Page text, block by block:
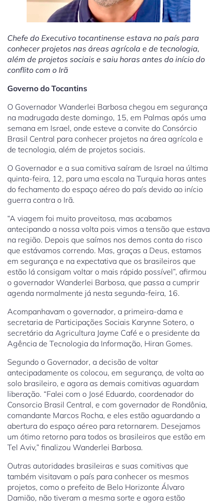
Chefe do Executivo tocantinense estava no país para
conhecer projetos nas áreas agrícola e de tecnologia,
além de projetos sociais e saiu horas antes do início do
conflito com o Irã
Governo do Tocantins
O Governador Wanderlei Barbosa chegou em segurança
na madrugada deste domingo, 15, em Palmas após uma
semana em Israel, onde esteve a convite do Consórcio
Brasil Central para conhecer projetos na área agrícola e
de tecnologia, além de projetos sociais.
O Governador e a sua comitiva saíram de Israel na última
quinta-feira, 12, para uma escala na Turquia horas antes
do fechamento do espaço aéreo do país devido ao início
guerra contra o Irã.
“A viagem foi muito proveitosa, mas acabamos
antecipando a nossa volta pois vimos a tensão que estava
na região. Depois que saímos nos demos conta do risco
que estávamos correndo. Mas, graças a Deus, estamos
em segurança e na expectativa que os brasileiros que
estão lá consigam voltar o mais rápido possível”, afirmou
o governador Wanderlei Barbosa, que passa a cumprir
agenda normalmente já nesta segunda-feira, 16.
Acompanhavam o governador, a primeira-dama e
secretaria de Participações Sociais Karynne Sotero, o
secretário da Agricultura Jayme Café e o presidente da
Agência de Tecnologia da Informação, Hiran Gomes.
Segundo o Governador, a decisão de voltar
antecipadamente os colocou, em segurança, de volta ao
solo brasileiro, e agora as demais comitivas aguardam
liberação. “Falei com o José Eduardo, coordenador do
Consorcio Brasil Central, e com governador de Rondônia,
comandante Marcos Rocha, e eles estão aguardando a
abertura do espaço aéreo para retornarem. Desejamos
um ótimo retorno para todos os brasileiros que estão em
Tel Aviv,” finalizou Wanderlei Barbosa.
Outras autoridades brasileiras e suas comitivas que
também visitavam o país para conhecer os mesmos
projetos, como o prefeito de Belo Horizonte Álvaro
Damião, não tiveram a mesma sorte e agora estão